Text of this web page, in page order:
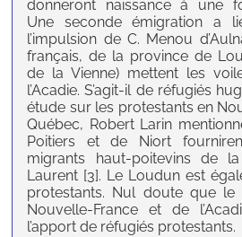
donneront naissance à une
Une seconde émigration a
l’impulsion de C. Menou
français, de la province de
de la Vienne) mettent les
l’Acadie. S’agit-il de réfugiés
étude sur les protestants en
Québec, Robert Larin
Poitiers et de Niort
migrants haut-poitevins de
Laurent [3]. Le Loudun est
protestants. Nul doute que le
Nouvelle-France et de
l’apport de réfugiés protestants.